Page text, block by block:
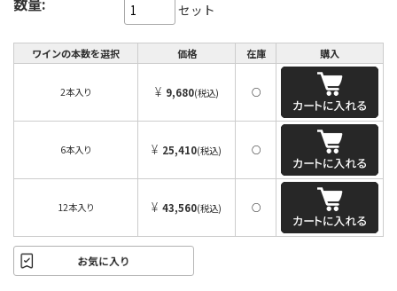
セット
ワインの本数を選択 価格 在庫 購入
2本入り ¥ 9,680(税込) ○
6本入り ¥ 25,410(税込) ○
12本入り ¥ 43,560(税込) ○